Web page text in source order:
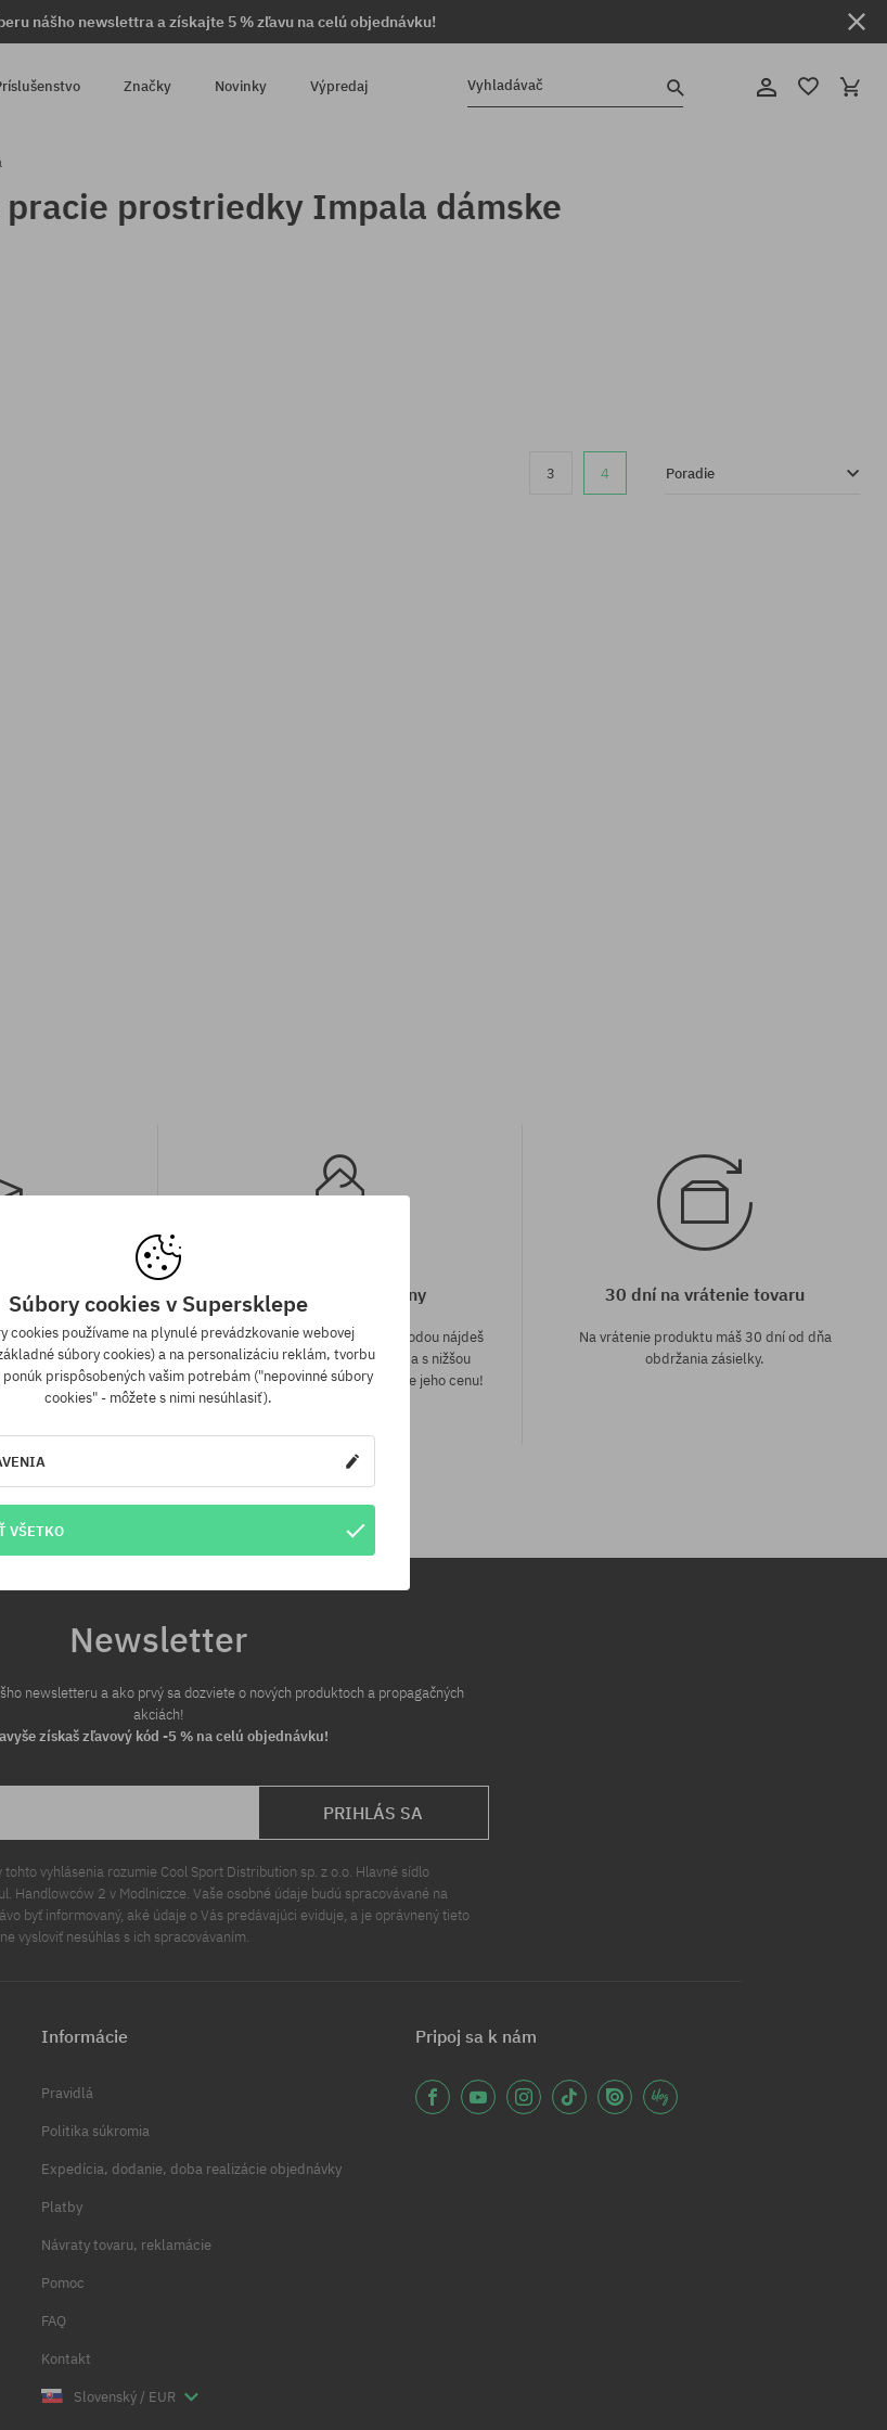
nášho newslettra a získajte 5 % zľavu na celú objednávku!
Značky Novinky Výpredaj Vyhladávač
prostriedky Impala dámske
3 4 Poradie
70,30 €
nad 70,30 €
na vybraný
Záruka najnižšej ceny
Máme najlepšie ceny, ale keď náhodou nájdeš
ten istý produkt v inom e-shope a s nižšou
cenou - špeciálne pre Teba znížime jeho cenu!
30 dní na vrátenie tovaru
Na vrátenie produktu máš 30 dní od dňa
obdržania zásielky.
Newsletter
newsletteru a ako prvý sa dozviete o nových produktoch a propagačných
akciách!
získaš zľavový kód -5 % na celú objednávku!
PRIHLÁS SA
tohto vyhlásenia rozumie Cool Sport Distribution sp. z o.o. Hlavné sídlo
Handlowców 2 v Modlniczce. Vaše osobné údaje budú spracovávané na
byť informovaný, aké údaje o Vás predávajúci eviduje, a je oprávnený tieto
vysloviť nesúhlas s ich spracovávaním.
Informácie
Pravidlá
Politika súkromia
Expedícia, dodanie, doba realizácie objednávky
Platby
Návraty tovaru, reklamácie
Pomoc
FAQ
Kontakt
Slovenský / EUR
Pripoj sa k nám
Súbory cookies v Supersklepe
cookies používame na plynulé prevádzkovanie webovej
súbory cookies) a na personalizáciu reklám, tvorbu
prispôsobených vašim potrebám ("nepovinné súbory
cookies" - môžete s nimi nesúhlasiť).
VŠETKO